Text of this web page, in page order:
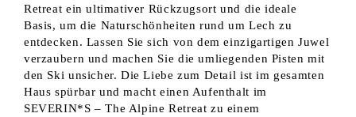
Retreat ein ultimativer Rückzugsort und die ideale
Basis, um die Naturschönheiten rund um Lech zu
entdecken. Lassen Sie sich von dem einzigartigen Juwel
verzaubern und machen Sie die umliegenden Pisten mit
den Ski unsicher. Die Liebe zum Detail ist im gesamten
Haus spürbar und macht einen Aufenthalt im
SEVERIN*S – The Alpine Retreat zu einem